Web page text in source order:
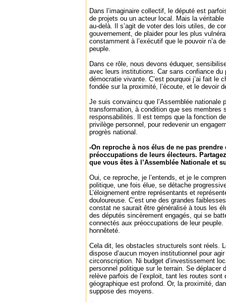
Dans l’imaginaire collectif, le député est
de projets ou un acteur local. Mais la
au-delà. Il s’agit de voter des lois utiles, de
gouvernement, de plaider pour les plus
constamment à l’exécutif que le pouvoir n’a
peuple.
Dans ce rôle, nous devons éduquer,
avec leurs institutions. Car sans confiance du
démocratie vivante. C’est pourquoi j’ai fait le
fondée sur la proximité, l’écoute, et le devoir
Je suis convaincu que l’Assemblée nationale
transformation, à condition que ses membres
responsabilités. Il est temps que la fonction
privilège personnel, pour redevenir un
progrès national.
-On reproche à nos élus de ne pas prendre
préoccupations de leurs électeurs.
que vous êtes à l’Assemblée Nationale et
Oui, ce reproche, je l’entends, et je le
politique, une fois élue, se détache
L’éloignement entre représentants et
douloureuse. C’est une des grandes
constat ne saurait être généralisé à tous les
des députés sincèrement engagés, qui se
connectés aux préoccupations de leur
honnêteté.
Cela dit, les obstacles structurels sont réels.
dispose d’aucun moyen institutionnel pour
circonscription. Ni budget d’investissement
personnel politique sur le terrain. Se déplacer
relève parfois de l’exploit, tant les routes sont
géographique est profond. Or, la proximité,
suppose des moyens.